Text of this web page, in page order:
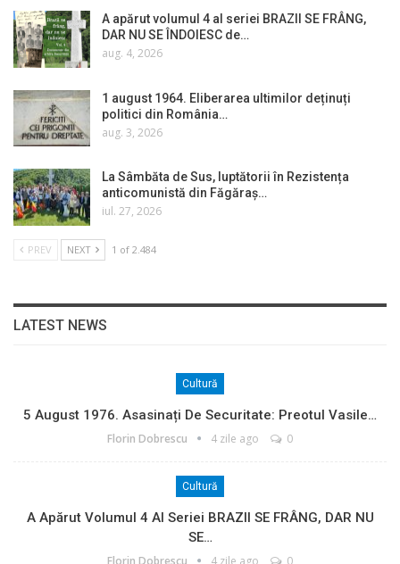
A apărut volumul 4 al seriei BRAZII SE FRÂNG,
DAR NU SE ÎNDOIESC de…
aug. 4, 2026
1 august 1964. Eliberarea ultimilor deținuți
politici din România…
aug. 3, 2026
La Sâmbăta de Sus, luptătorii în Rezistența
anticomunistă din Făgăraș…
iul. 27, 2026
PREV NEXT 1 of 2.484
LATEST NEWS
Cultură
5 August 1976. Asasinați De Securitate: Preotul Vasile…
Florin Dobrescu 4 zile ago 0
Cultură
A Apărut Volumul 4 Al Seriei BRAZII SE FRÂNG, DAR NU
SE…
Florin Dobrescu 4 zile ago 0